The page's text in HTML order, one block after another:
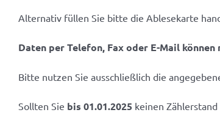
Alternativ füllen Sie bitte die Ablesekarte
Daten per Telefon, Fax oder E-Mail
Bitte nutzen Sie ausschließlich die
Sollten Sie bis 01.01.2025 keinen